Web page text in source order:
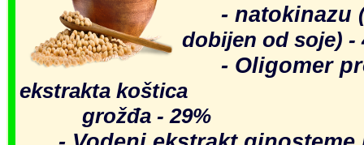
- natokinazu
dobijen od soje) -
- Oligomer
ekstrakta koštica
grožđa - 29%